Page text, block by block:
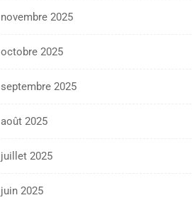
novembre 2025
octobre 2025
septembre 2025
août 2025
juillet 2025
juin 2025